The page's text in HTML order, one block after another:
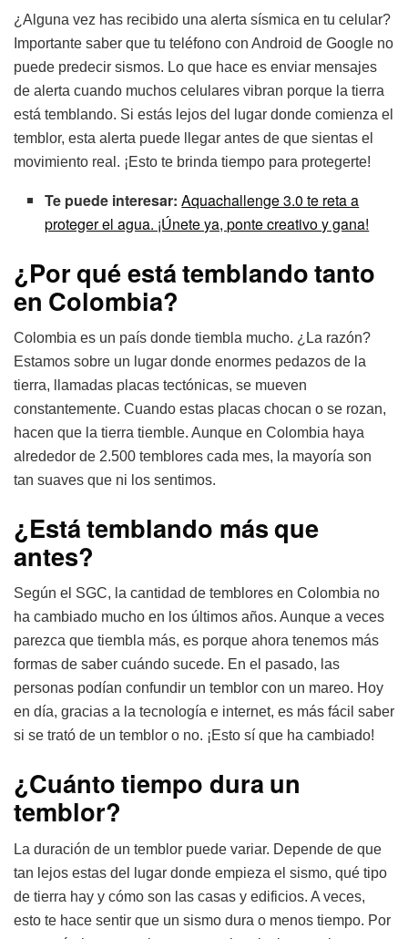
¿Alguna vez has recibido una alerta sísmica en tu celular?
Importante saber que tu teléfono con Android de Google no
puede predecir sismos. Lo que hace es enviar mensajes
de alerta cuando muchos celulares vibran porque la tierra
está temblando. Si estás lejos del lugar donde comienza el
temblor, esta alerta puede llegar antes de que sientas el
movimiento real. ¡Esto te brinda tiempo para protegerte!
Te puede interesar: Aquachallenge 3.0 te reta a
proteger el agua. ¡Únete ya, ponte creativo y gana!
¿Por qué está temblando tanto
en Colombia?
Colombia es un país donde tiembla mucho. ¿La razón?
Estamos sobre un lugar donde enormes pedazos de la
tierra, llamadas placas tectónicas, se mueven
constantemente. Cuando estas placas chocan o se rozan,
hacen que la tierra tiemble. Aunque en Colombia haya
alrededor de 2.500 temblores cada mes, la mayoría son
tan suaves que ni los sentimos.
¿Está temblando más que
antes?
Según el SGC, la cantidad de temblores en Colombia no
ha cambiado mucho en los últimos años. Aunque a veces
parezca que tiembla más, es porque ahora tenemos más
formas de saber cuándo sucede. En el pasado, las
personas podían confundir un temblor con un mareo. Hoy
en día, gracias a la tecnología e internet, es más fácil saber
si se trató de un temblor o no. ¡Esto sí que ha cambiado!
¿Cuánto tiempo dura un
temblor?
La duración de un temblor puede variar. Depende de que
tan lejos estas del lugar donde empieza el sismo, qué tipo
de tierra hay y cómo son las casas y edificios. A veces,
esto te hace sentir que un sismo dura o menos tiempo. Por